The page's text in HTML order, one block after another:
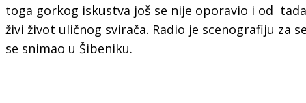
toga gorkog iskustva još se nije oporavio i od
živi život uličnog svirača. Radio je scenografiju za
se snimao u Šibeniku.